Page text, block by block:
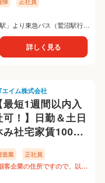
」より東急バス（鷲沼駅行
詳しく見る
エイム株式会社
最短1週間以内入
可！】日勤＆土日
み社宅家賃100％
助♪社宅は1R個室
パート！
ALPV1C》
造業 正社員
いたします！